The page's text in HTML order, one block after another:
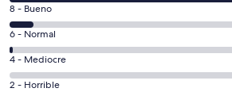
ventana
nueva
de
un
total
de
76
5
comentarios
de
un
total
8 - Bueno
1
comentarios
de
un
6 - Normal
0
comentarios
4 - Mediocre
2
2 - Horrible